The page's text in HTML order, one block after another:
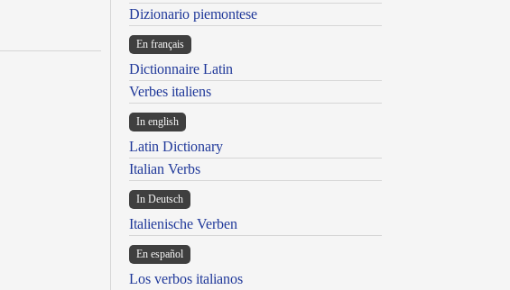
Dizionario piemontese
En français
Dictionnaire Latin
Verbes italiens
In english
Latin Dictionary
Italian Verbs
In Deutsch
Italienische Verben
En español
Los verbos italianos